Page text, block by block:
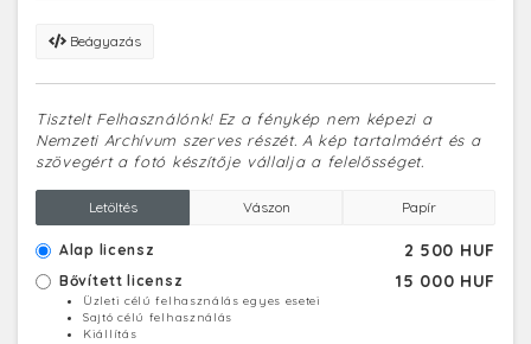
Beágyazás
Tisztelt Felhasználónk! Ez a fénykép nem képezi a
Nemzeti Archívum szerves részét. A kép tartalmáért és a
szövegért a fotó készítője vállalja a felelősséget.
Letöltés Vászon Papír
Alap licensz 2 500 HUF
Bővített licensz 15 000 HUF
Üzleti célú felhasználás egyes esetei
Sajtó célú felhasználás
Kiállítás